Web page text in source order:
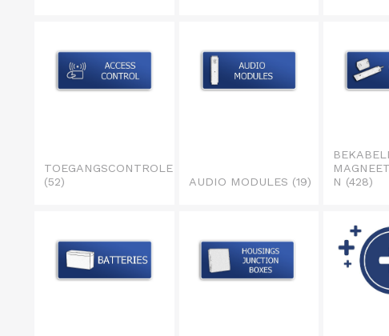
TOEGANGSCONTROLE
(52)
AUDIO MODULES (19)
N (428)